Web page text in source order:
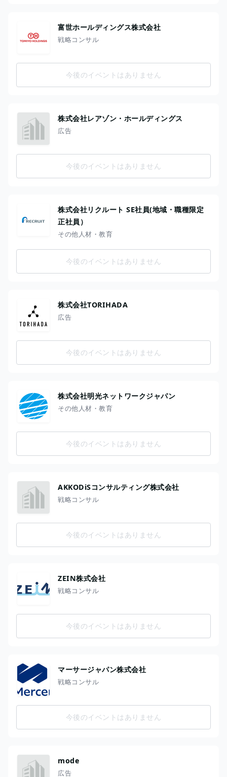
富世ホールディングス株式会社
戦略コンサル
今後のイベントはありません
株式会社レアゾン・ホールディングス
広告
今後のイベントはありません
株式会社リクルート SE社員(地域・職種限定
正社員）
その他人材・教育
今後のイベントはありません
株式会社TORIHADA
広告
今後のイベントはありません
株式会社明光ネットワークジャパン
その他人材・教育
今後のイベントはありません
AKKODiSコンサルティング株式会社
戦略コンサル
今後のイベントはありません
ZEIN株式会社
戦略コンサル
今後のイベントはありません
マーサージャパン株式会社
戦略コンサル
今後のイベントはありません
mode
広告